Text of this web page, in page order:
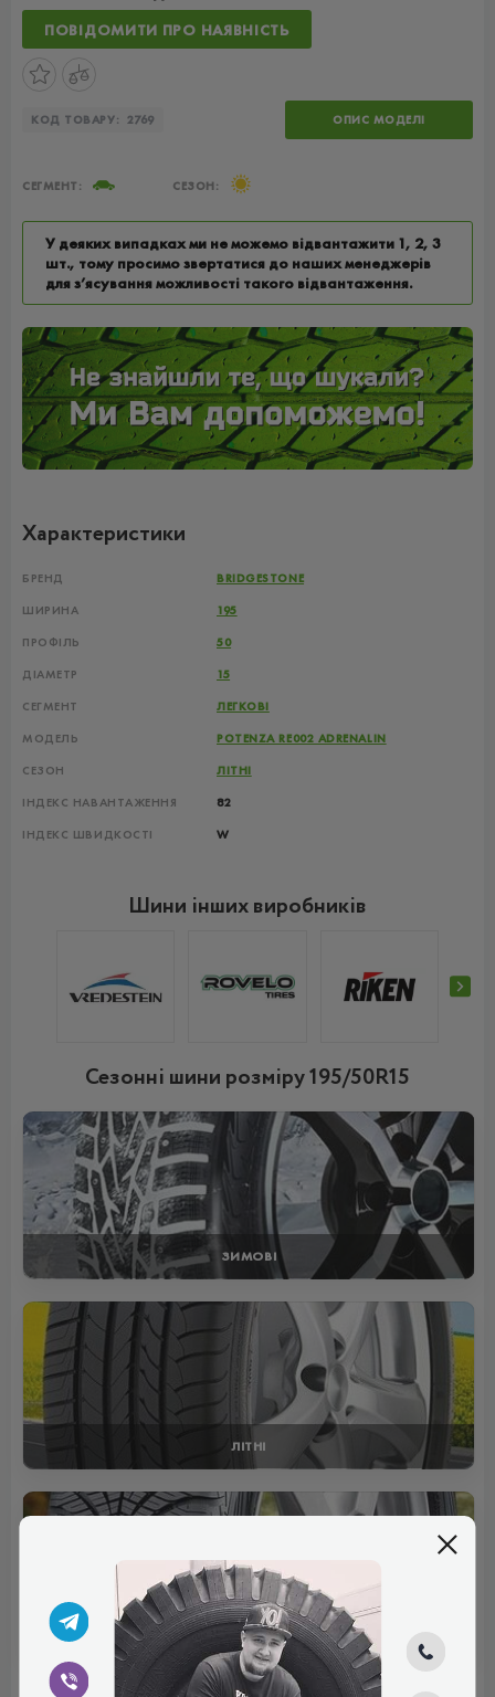
ПОВІДОМИТИ ПРО НАЯВНІСТЬ
КОД ТОВАРУ: 2769 ОПИС МОДЕЛІ
СЕГМЕНТ: СЕЗОН:
У деяких випадках ми не можемо відвантажити 1, 2, 3
шт., тому просимо звертатися до наших менеджерів
для з’ясування можливості такого відвантаження.
Характеристики
БРЕНД BRIDGESTONE
ШИРИНА 195
ПРОФІЛЬ 50
ДІАМЕТР 15
СЕГМЕНТ ЛЕГКОВІ
МОДЕЛЬ POTENZA RE002 ADRENALIN
СЕЗОН ЛІТНІ
ІНДЕКС НАВАНТАЖЕННЯ 82
ІНДЕКС ШВИДКОСТІ W
Шини інших виробників
Сезонні шини розміру 195/50R15
ЗИМОВІ
ЛІТНІ
ВСЕСЕЗОННІ